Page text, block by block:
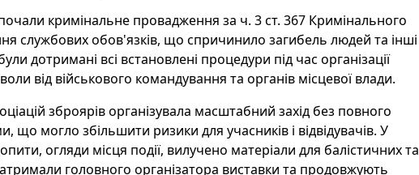
кримінальне провадження за ч. 3 ст. 367 Кримінального
службових обов'язків, що спричинило загибель людей та інші
дотримані всі встановлені процедури під час організації
від військового командування та органів місцевої влади.
зброярів організувала масштабний захід без повного
що могло збільшити ризики для учасників і відвідувачів. У
огляди місця події, вилучено матеріали для балістичних та
головного організатора виставки та продовжують